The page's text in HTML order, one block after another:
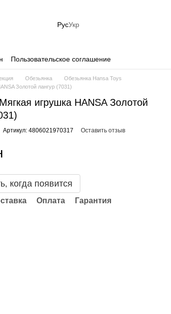
РусУкр
Пользовательское соглашение
Обезьянка
Обезьянка Hansa Toys
Золотой лангур (7031)
игрушка HANSA Золотой
Артикул: 4806021970317 Оставить отзыв
когда появится
Оплата Гарантия